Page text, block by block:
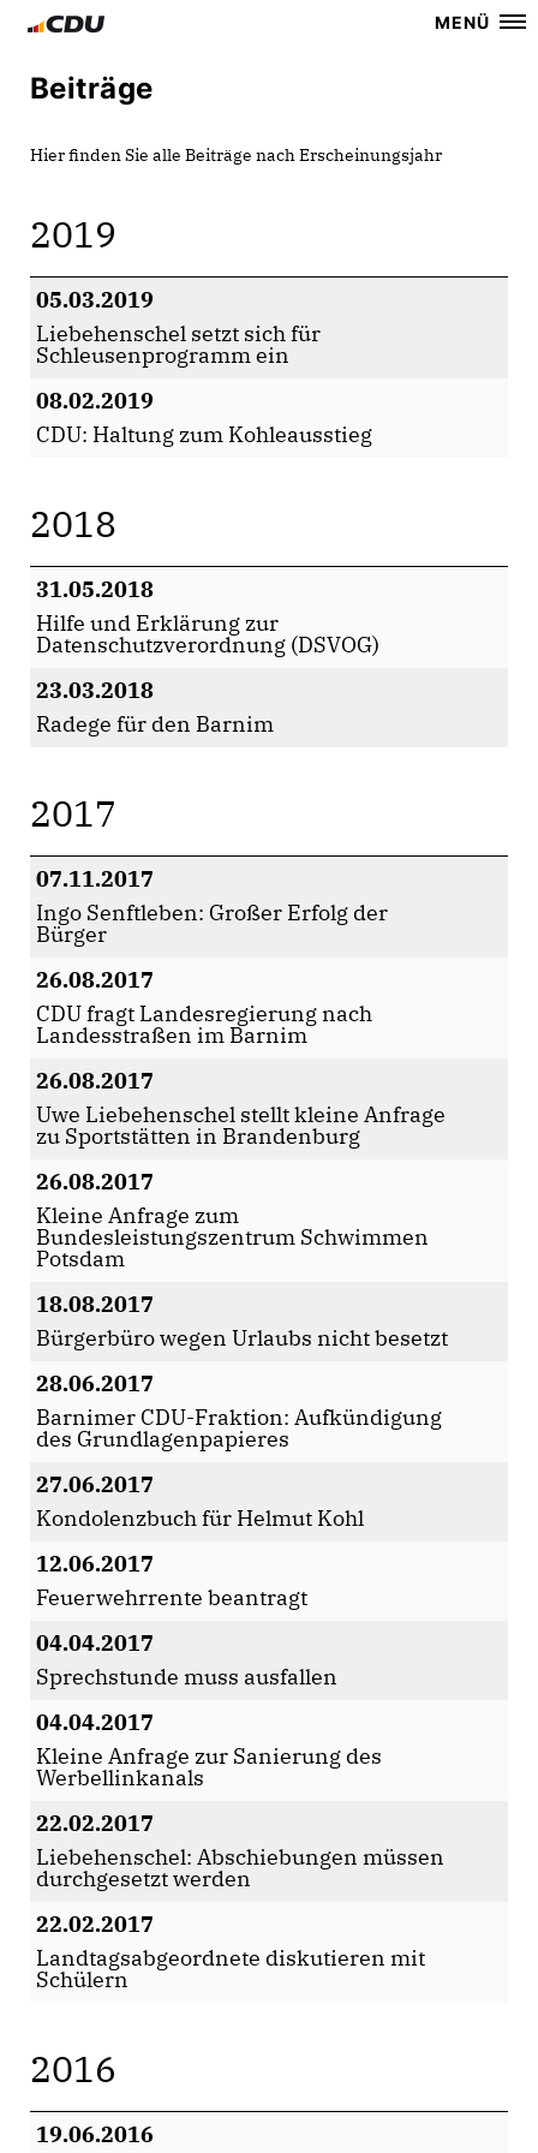
MENÜ
Beiträge
Hier finden Sie alle Beiträge nach Erscheinungsjahr
2019
05.03.2019
Liebehenschel setzt sich für
Schleusenprogramm ein
08.02.2019
CDU: Haltung zum Kohleausstieg
2018
31.05.2018
Hilfe und Erklärung zur
Datenschutzverordnung (DSVOG)
23.03.2018
Radege für den Barnim
2017
07.11.2017
Ingo Senftleben: Großer Erfolg der
Bürger
26.08.2017
CDU fragt Landesregierung nach
Landesstraßen im Barnim
26.08.2017
Uwe Liebehenschel stellt kleine Anfrage
zu Sportstätten in Brandenburg
26.08.2017
Kleine Anfrage zum
Bundesleistungszentrum Schwimmen
Potsdam
18.08.2017
Bürgerbüro wegen Urlaubs nicht besetzt
28.06.2017
Barnimer CDU-Fraktion: Aufkündigung
des Grundlagenpapieres
27.06.2017
Kondolenzbuch für Helmut Kohl
12.06.2017
Feuerwehrrente beantragt
04.04.2017
Sprechstunde muss ausfallen
04.04.2017
Kleine Anfrage zur Sanierung des
Werbellinkanals
22.02.2017
Liebehenschel: Abschiebungen müssen
durchgesetzt werden
22.02.2017
Landtagsabgeordnete diskutieren mit
Schülern
2016
19.06.2016